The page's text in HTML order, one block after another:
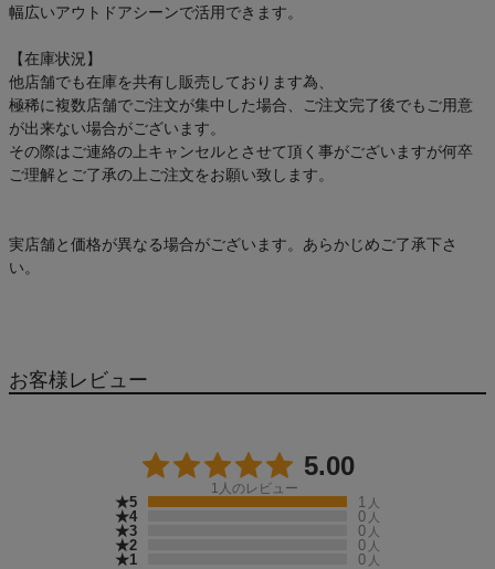
幅広いアウトドアシーンで活用できます。
【在庫状況】
他店舗でも在庫を共有し販売しております為、
極稀に複数店舗でご注文が集中した場合、ご注文完了後でもご用意
が出来ない場合がございます。
その際はご連絡の上キャンセルとさせて頂く事がございますが何卒
ご理解とご了承の上ご注文をお願い致します。
実店舗と価格が異なる場合がございます。あらかじめご了承下さ
い。
お客様レビュー
5.00
1 人のレビュー
★5 1 人
★4 0 人
★3 0 人
★2 0 人
★1 0 人